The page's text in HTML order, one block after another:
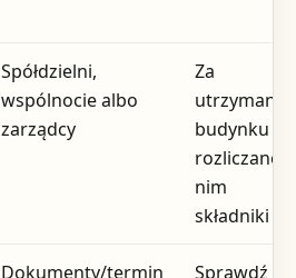
Spółdzielni,
wspólnocie albo
zarządcy
Za
utrzymanie
budynku i
rozliczane
nim
składniki
Dokumenty/termin
Sprawdź